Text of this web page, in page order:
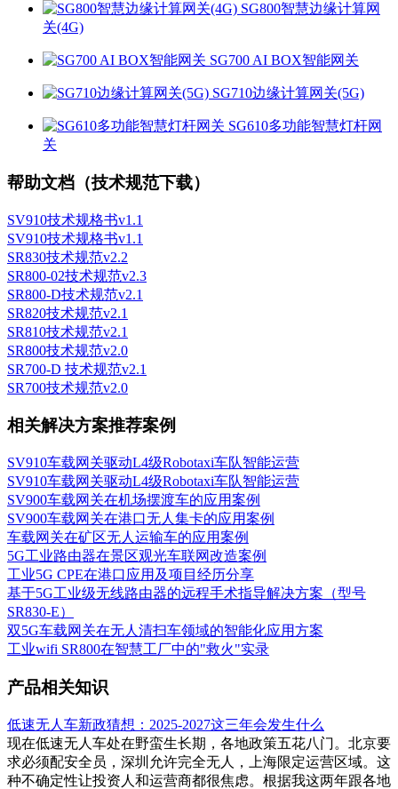
SG800智慧边缘计算网
关(4G)
SG700 AI BOX智能网关
SG710边缘计算网关(5G)
SG610多功能智慧灯杆网
关
帮助文档（技术规范下载）
SV910技术规格书v1.1
SV910技术规格书v1.1
SR830技术规范v2.2
SR800-02技术规范v2.3
SR800-D技术规范v2.1
SR820技术规范v2.1
SR810技术规范v2.1
SR800技术规范v2.0
SR700-D 技术规范v2.1
SR700技术规范v2.0
相关解决方案推荐案例
SV910车载网关驱动L4级Robotaxi车队智能运营
SV910车载网关驱动L4级Robotaxi车队智能运营
SV900车载网关在机场摆渡车的应用案例
SV900车载网关在港口无人集卡的应用案例
车载网关在矿区无人运输车的应用案例
5G工业路由器在景区观光车联网改造案例
工业5G CPE在港口应用及项目经历分享
基于5G工业级无线路由器的远程手术指导解决方案（型号
SR830-E）
双5G车载网关在无人清扫车领域的智能化应用方案
工业wifi SR800在智慧工厂中的"救火"实录
产品相关知识
低速无人车新政猜想：2025-2027这三年会发生什么
现在低速无人车处在野蛮生长期，各地政策五花八门。北京要
求必须配安全员，深圳允许完全无人，上海限定运营区域。这
种不确定性让投资人和运营商都很焦虑。根据我这两年跟各地